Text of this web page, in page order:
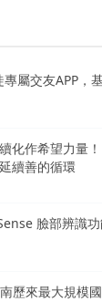
專屬交友APP，
化作希望力量
續善的循環
臉部辨識
歷來最大規模